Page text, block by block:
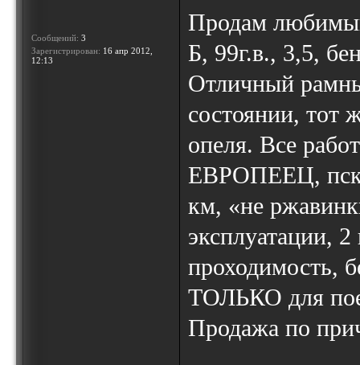
Сообщений: 3
Зарегистрирован: 16 апр 2012,
12:13
Продам
Б, 99г.в., 3,5,
Отличный
состоянии, тот
опеля. Все
ЕВРОПЕЕЦ,
км, «не
эксплуатации,
проходимость,
ТОЛЬКО для
Продажа по